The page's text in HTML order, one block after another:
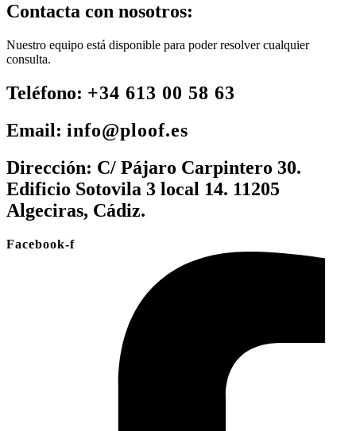
Contacta con nosotros:
Nuestro equipo está disponible para poder resolver cualquier
consulta.
Teléfono: +34 613 00 58 63
Email: info@ploof.es
Dirección: C/ Pájaro Carpintero 30.
Edificio Sotovila 3 local 14. 11205
Algeciras, Cádiz.
Facebook-f